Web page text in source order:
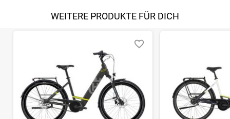
WEITERE PRODUKTE FÜR DICH